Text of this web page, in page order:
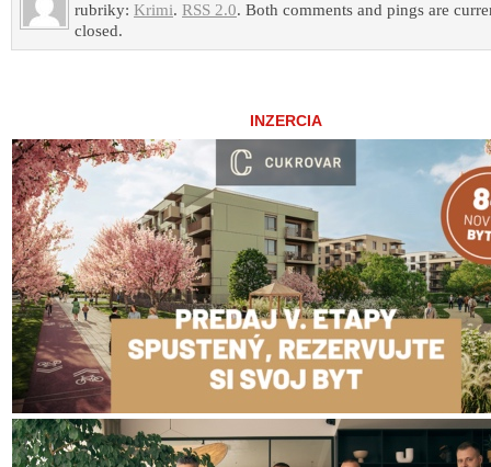
rubriky: Krimi. RSS 2.0. Both comments and pings are
closed.
INZERCIA